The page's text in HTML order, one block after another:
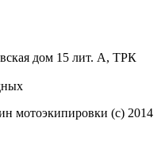
дом 15 лит. А, ТРК
мотоэкипировки (c) 2014